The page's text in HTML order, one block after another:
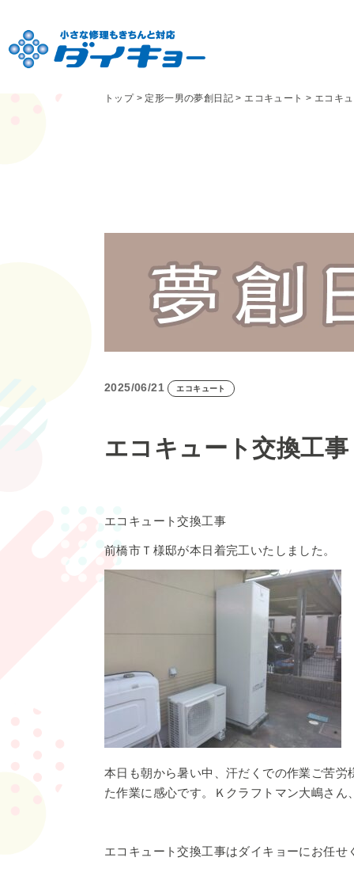
トップ> 定形一男の夢創日記 > エコキュート > エコキ
2025/06/21 エコキュート
エコキュート交換工事
エコキュート交換工事
前橋市Ｔ様邸が本日着完工いたしました。
本日も朝から暑い中、汗だくでの作業ご苦
た作業に感心です。Ｋクラフトマン大嶋さん
エコキュート交換工事はダイキョーにお任せ